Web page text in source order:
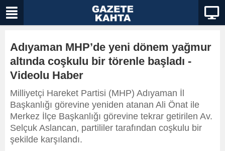
Adıyaman MHP’de yeni dönem yağmur
altında coşkulu bir törenle başladı -
Videolu Haber
Milliyetçi Hareket Partisi (MHP) Adıyaman İl
Başkanlığı görevine yeniden atanan Ali Önat ile
Merkez İlçe Başkanlığı görevine tekrar getirilen Av.
Selçuk Aslancan, partililer tarafından coşkulu bir
şekilde karşılandı.